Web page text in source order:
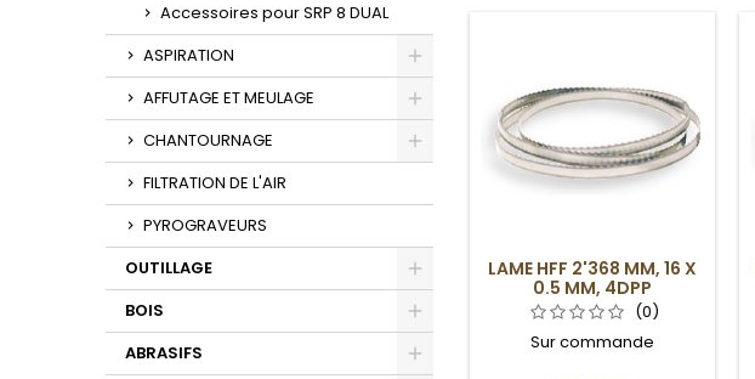
Accessoires pour SRP 8 DUAL
ASPIRATION
AFFUTAGE ET MEULAGE
Toggle
CHANTOURNAGE
Toggle
FILTRATION DE L'AIR
PYROGRAVEURS
OUTILLAGE
Toggle
BOIS
Toggle
ABRASIFS
LAME HFF 2'368 MM, 16 X
0.5 MM, 4DPP
(0)
Sur commande